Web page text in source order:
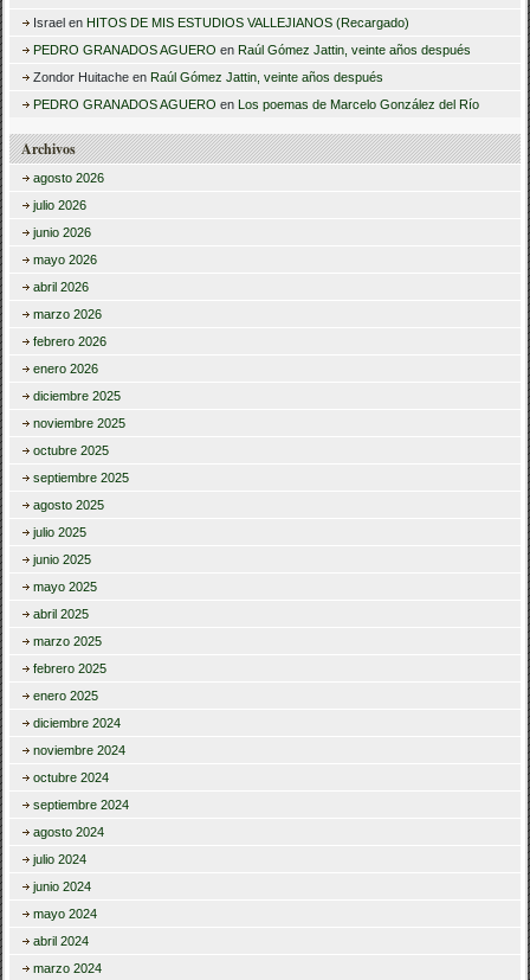
Israel en HITOS DE MIS ESTUDIOS VALLEJIANOS (Recargado)
PEDRO GRANADOS AGUERO en Raúl Gómez Jattin, veinte años después
Zondor Huitache en Raúl Gómez Jattin, veinte años después
PEDRO GRANADOS AGUERO en Los poemas de Marcelo González del Río
Archivos
agosto 2026
julio 2026
junio 2026
mayo 2026
abril 2026
marzo 2026
febrero 2026
enero 2026
diciembre 2025
noviembre 2025
octubre 2025
septiembre 2025
agosto 2025
julio 2025
junio 2025
mayo 2025
abril 2025
marzo 2025
febrero 2025
enero 2025
diciembre 2024
noviembre 2024
octubre 2024
septiembre 2024
agosto 2024
julio 2024
junio 2024
mayo 2024
abril 2024
marzo 2024